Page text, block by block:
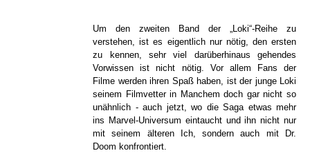
Um den zweiten Band der „Loki“-Reihe zu
verstehen, ist es eigentlich nur nötig, den ersten
zu kennen, sehr viel darüberhinaus gehendes
Vorwissen ist nicht nötig. Vor allem Fans der
Filme werden ihren Spaß haben, ist der junge Loki
seinem Filmvetter in Manchem doch gar nicht so
unähnlich - auch jetzt, wo die Saga etwas mehr
ins Marvel-Universum eintaucht und ihn nicht nur
mit seinem älteren Ich, sondern auch mit Dr.
Doom konfrontiert.